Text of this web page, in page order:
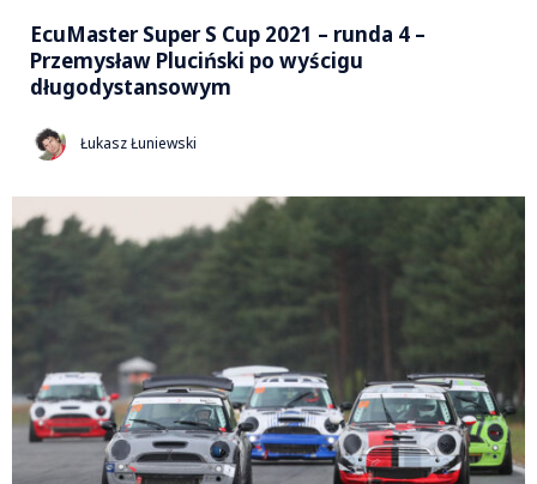
EcuMaster Super S Cup 2021 – runda 4 –
Przemysław Pluciński po wyścigu
długodystansowym
Łukasz Łuniewski